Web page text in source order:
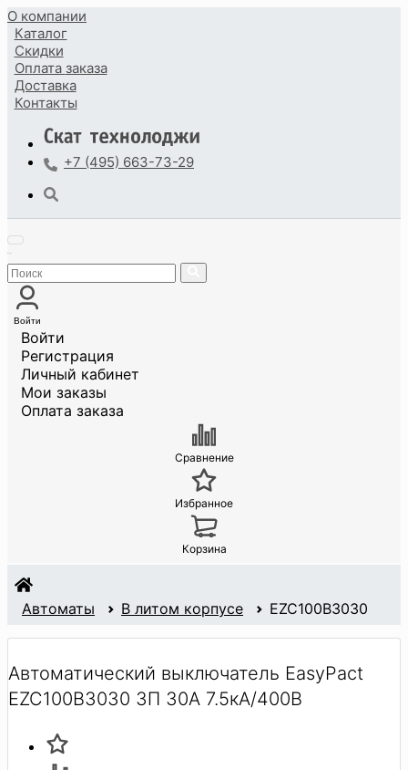
О компании
Каталог
Скидки
Оплата заказа
Доставка
Контакты
+7 (495) 663-73-29
Войти
Войти
Регистрация
Личный кабинет
Мои заказы
Оплата заказа
Сравнение
Избранное
Корзина
Автоматы В литом корпусе EZC100B3030
Автоматический выключатель EasyPact
EZC100B3030 3П 30A 7.5кA/400В